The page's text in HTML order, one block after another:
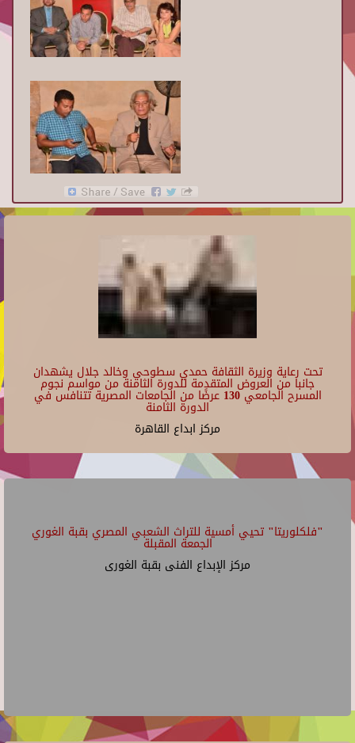
تحت رعاية وزيرة الثقافة حمدي سطوحي وخالد جلال يشهدان
جانبا من العروض المتقدمة للدورة الثامنة من مواسم نجوم
المسرح الجامعي 130 عرضًا من الجامعات المصرية تتنافس في
الدورة الثامنة
مركز ابداع القاهرة
"فلكلوريتا" تحيي أمسية للتراث الشعبي المصري بقبة الغوري
الجمعة المقبلة
مركز الإبداع الفنى بقبة الغورى